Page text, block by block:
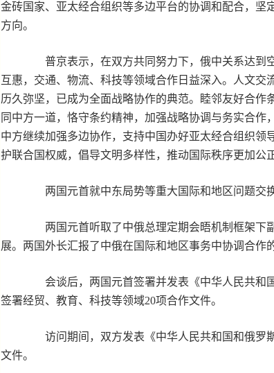
金砖国家、亚太经合组织等多边平台的协调和配合，
方向。
普京表示，在双方共同努力下，俄中关系达到空
互惠，交通、物流、科技等领域合作日益深入。人文交
历久弥坚，已成为全面战略协作的典范。睦邻友好合
同中方一道，恪守条约精神，加强战略协调与务实合
中方继续加强多边协作，支持中国办好亚太经合组织
护联合国权威，倡导文明多样性，推动国际秩序更加公
两国元首就中东局势等重大国际和地区问题交换
两国元首听取了中俄总理定期会晤机制框架下
展。两国外长汇报了中俄在国际和地区事务中协调合作
会谈后，两国元首签署并发表《中华人民共和
签署经贸、教育、科技等领域20项合作文件。
访问期间，双方发表《中华人民共和国和俄罗
文件。